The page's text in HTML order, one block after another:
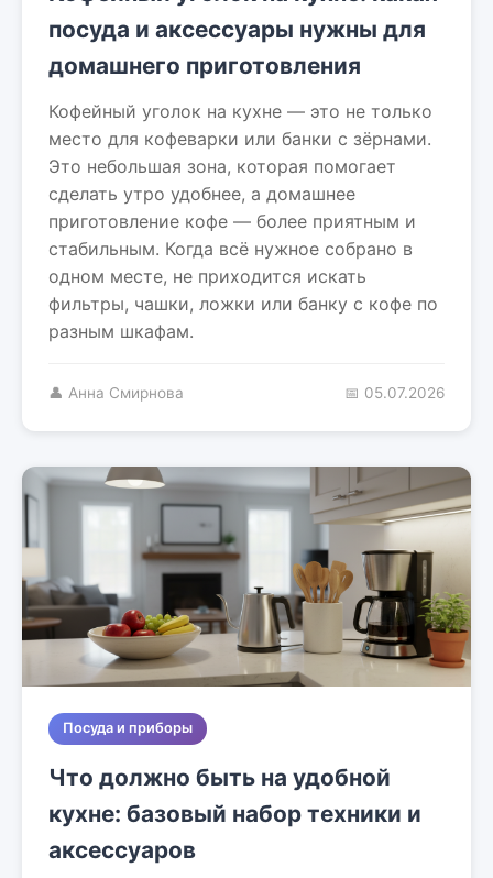
посуда и аксессуары нужны для
домашнего приготовления
Кофейный уголок на кухне — это не только
место для кофеварки или банки с зёрнами.
Это небольшая зона, которая помогает
сделать утро удобнее, а домашнее
приготовление кофе — более приятным и
стабильным. Когда всё нужное собрано в
одном месте, не приходится искать
фильтры, чашки, ложки или банку с кофе по
разным шкафам.
👤 Анна Смирнова 📅 05.07.2026
Посуда и приборы
Что должно быть на удобной
кухне: базовый набор техники и
аксессуаров